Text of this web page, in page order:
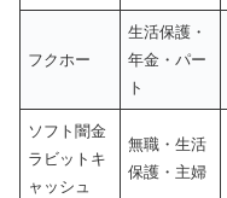
フクホー
生活保護・
年金・パー
ト
ソフト闇金
ラビットキ
ャッシュ
無職・生活
保護・主婦